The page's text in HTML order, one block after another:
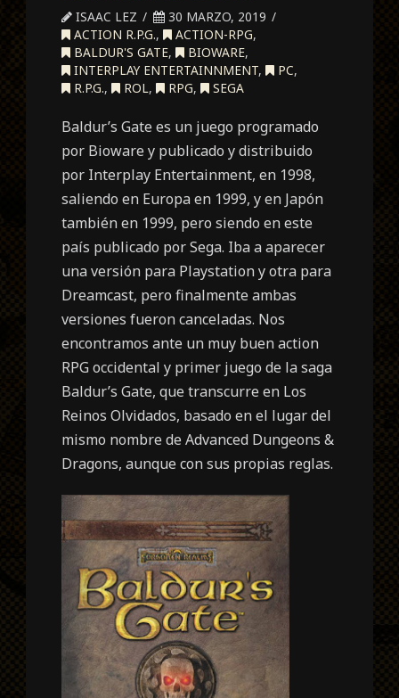
ISAAC LEZ
30 MARZO, 2019
ACTION R.P.G., ACTION-RPG,
BALDUR'S GATE, BIOWARE,
INTERPLAY ENTERTAINNMENT, PC,
R.P.G., ROL, RPG, SEGA
Baldur’s Gate es un juego programado
por Bioware y publicado y distribuido
por Interplay Entertainment, en 1998,
saliendo en Europa en 1999, y en Japón
también en 1999, pero siendo en este
país publicado por Sega. Iba a aparecer
una versión para Playstation y otra para
Dreamcast, pero finalmente ambas
versiones fueron canceladas. Nos
encontramos ante un muy buen action
RPG occidental y primer juego de la saga
Baldur’s Gate, que transcurre en Los
Reinos Olvidados, basado en el lugar del
mismo nombre de Advanced Dungeons &
Dragons, aunque con sus propias reglas.